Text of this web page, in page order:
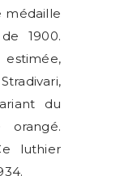
médaille
1900.
du
luthier